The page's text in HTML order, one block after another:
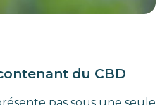
du CBD
pas sous une seule